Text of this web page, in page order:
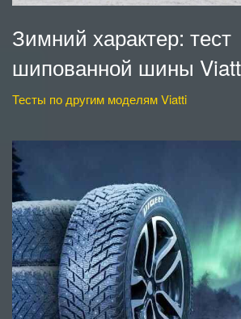
Зимний характер: тест
шипованной шины
Тесты по другим моделям Viatti